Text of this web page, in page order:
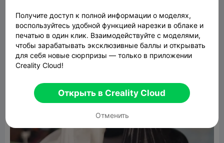
Получите доступ к полной информации о моделях,
воспользуйтесь удобной функцией нарезки в облаке и
печатью в один клик. Взаимодействуйте с моделями,
чтобы зарабатывать эксклюзивные баллы и открывать
для себя новые сюрпризы — только в приложении
Creality Cloud!
Открыть в Creality Cloud
Отменить